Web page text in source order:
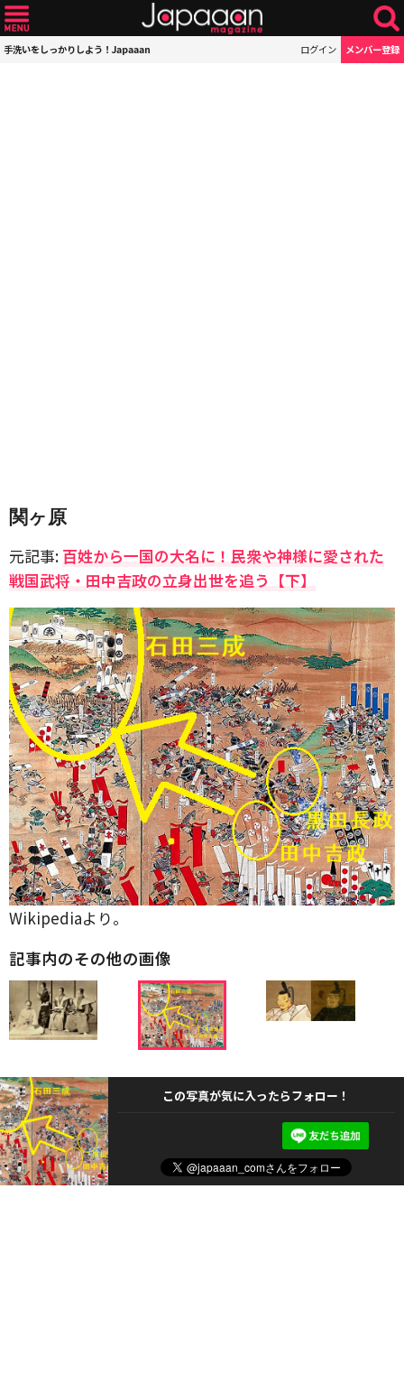
手洗いをしっかりしよう！Japaaan ログイン メンバー登録
関ヶ原
元記事: 百姓から一国の大名に！民衆や神様に愛された
戦国武将・田中吉政の立身出世を追う【下】
Wikipediaより。
記事内のその他の画像
この写真が気に入ったらフォロー！